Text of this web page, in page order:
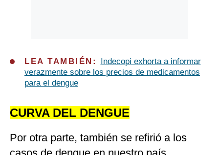
LEA TAMBIÉN:
Indecopi exhorta a informar
verazmente sobre los precios de medicamentos
para el dengue
CURVA DEL DENGUE
Por otra parte, también se refirió a los